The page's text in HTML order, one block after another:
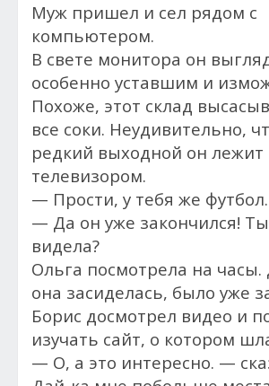
Муж пришел и сел рядом с
компьютером.
В свете монитора он
особенно уставшим и
Похоже, этот склад
все соки. Неудивительно,
редкий выходной он лежит
телевизором.
— Прости, у тебя же
— Да он уже закончился!
видела?
Ольга посмотрела на часы.
она засиделась, было уже
Борис досмотрел видео и
изучать сайт, о котором
— О, а это интересно. —